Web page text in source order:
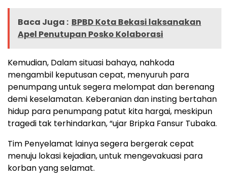
Baca Juga : BPBD Kota Bekasi laksanakan
Apel Penutupan Posko Kolaborasi
Kemudian, Dalam situasi bahaya, nahkoda
mengambil keputusan cepat, menyuruh para
penumpang untuk segera melompat dan berenang
demi keselamatan. Keberanian dan insting bertahan
hidup para penumpang patut kita hargai, meskipun
tragedi tak terhindarkan, “ujar Bripka Fansur Tubaka.
Tim Penyelamat lainya segera bergerak cepat
menuju lokasi kejadian, untuk mengevakuasi para
korban yang selamat.